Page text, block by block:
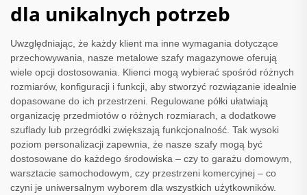
dla unikalnych potrzeb
Uwzględniając, że każdy klient ma inne wymagania dotyczące
przechowywania, nasze metalowe szafy magazynowe oferują
wiele opcji dostosowania. Klienci mogą wybierać spośród różnych
rozmiarów, konfiguracji i funkcji, aby stworzyć rozwiązanie idealnie
dopasowane do ich przestrzeni. Regulowane półki ułatwiają
organizację przedmiotów o różnych rozmiarach, a dodatkowe
szuflady lub przegródki zwiększają funkcjonalność. Tak wysoki
poziom personalizacji zapewnia, że nasze szafy mogą być
dostosowane do każdego środowiska – czy to garażu domowym,
warsztacie samochodowym, czy przestrzeni komercyjnej – co
czyni je uniwersalnym wyborem dla wszystkich użytkowników.